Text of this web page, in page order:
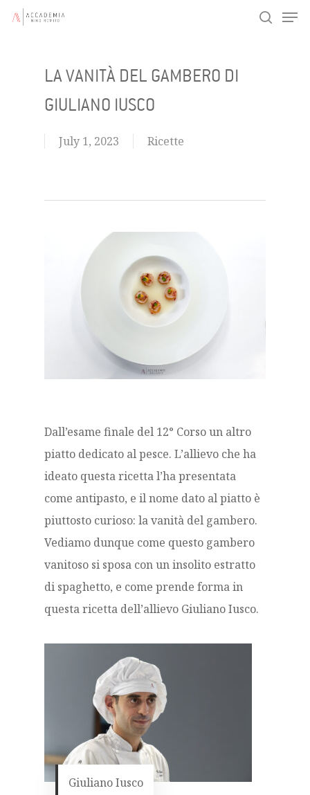
Skip
LA VANITÀ DEL GAMBERO DI
GIULIANO IUSCO
July 1, 2023 Ricette
Dall’esame finale del 12° Corso un altro
piatto dedicato al pesce. L’allievo che ha
ideato questa ricetta l’ha presentata
come antipasto, e il nome dato al piatto è
piuttosto curioso: la vanità del gambero.
Vediamo dunque come questo gambero
vanitoso si sposa con un insolito estratto
di spaghetto, e come prende forma in
questa ricetta dell’allievo Giuliano Iusco.
Giuliano Iusco